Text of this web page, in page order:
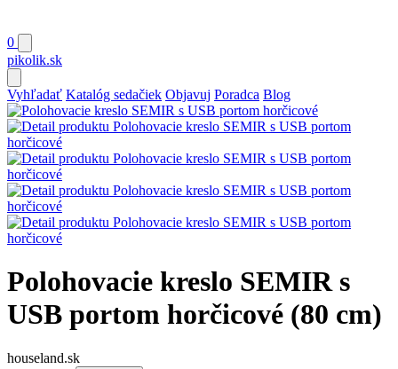
0
pikolik.sk
Vyhľadať Katalóg sedačiek Objavuj Poradca Blog
Polohovacie kreslo SEMIR s
USB portom horčicové (80 cm)
houseland.sk